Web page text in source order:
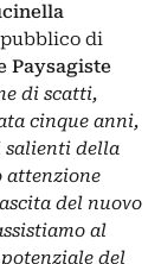
di
Paysagiste
di scatti,
cinque anni,
salienti della
attenzione
del nuovo
al
del